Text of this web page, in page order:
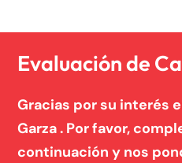
Un blog de derecho
Evaluación de
Gracias por su interés
Garza . Por favor,
continuación y nos